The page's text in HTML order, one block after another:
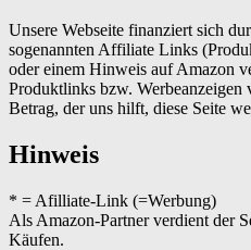
Unsere Webseite finanziert sich
sogenannten Affiliate Links
oder einem Hinweis auf Amazon
Produktlinks bzw. Werbeanzeigen
Betrag, der uns hilft, diese Seite
Hinweis
* = Afilliate-Link (=Werbung)
Als Amazon-Partner verdient der
Käufen.